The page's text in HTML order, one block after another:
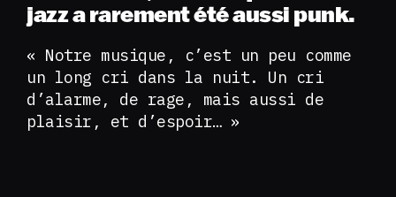
jazz a rarement été aussi punk.
« Notre musique, c’est un peu comme
un long cri dans la nuit. Un cri
d’alarme, de rage, mais aussi de
plaisir, et d’espoir… »